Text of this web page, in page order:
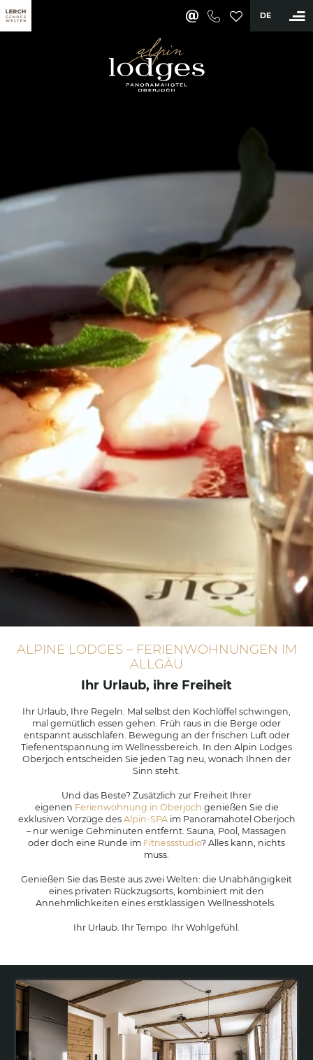
DE
Erlebnisse
Lerch Genussclub
ALPINE LODGES – FERIENWOHNUNGEN IM
ALLGÄU
Ihr Urlaub, ihre Freiheit
Ihr Urlaub, Ihre Regeln. Mal selbst den Kochlöffel schwingen,
mal gemütlich essen gehen. Früh raus in die Berge oder
entspannt ausschlafen. Bewegung an der frischen Luft oder
Tiefenentspannung im Wellnessbereich. In den Alpin Lodges
Oberjoch entscheiden Sie jeden Tag neu, wonach Ihnen der
Sinn steht.
Und das Beste? Zusätzlich zur Freiheit Ihrer
eigenen Ferienwohnung in Oberjoch genießen Sie die
exklusiven Vorzüge des Alpin-SPAim Panoramahotel Oberjoch
– nur wenige Gehminuten entfernt. Sauna, Pool, Massagen
oder doch eine Runde im Fitnessstudio? Alles kann, nichts
muss.
Genießen Sie das Beste aus zwei Welten: die Unabhängigkeit
eines privaten Rückzugsorts, kombiniert mit den
Annehmlichkeiten eines erstklassigen Wellnesshotels.
Ihr Urlaub. Ihr Tempo. Ihr Wohlgefühl.